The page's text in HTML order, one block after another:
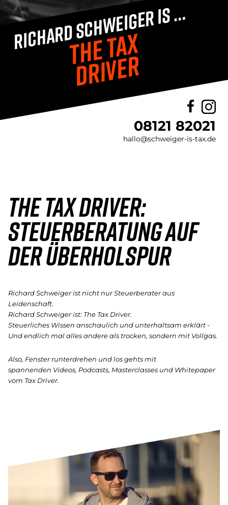
RICHARD SCHWEIGER IS …
THE TAX
DRIVER
08121 82021
hallo@schweiger-is-tax.de
the tax driver:
Steuerberatung auf
der Überholspur
Richard Schweiger ist nicht nur Steuerberater aus
Leidenschaft.
Richard Schweiger ist: The Tax Driver.
Steuerliches Wissen anschaulich und unterhaltsam erklärt -
Und endlich mal alles andere als trocken, sondern mit Vollgas.
Also, Fenster runterdrehen und los gehts mit
spannenden Videos, Podcasts, Masterclasses und Whitepaper
vom Tax Driver.